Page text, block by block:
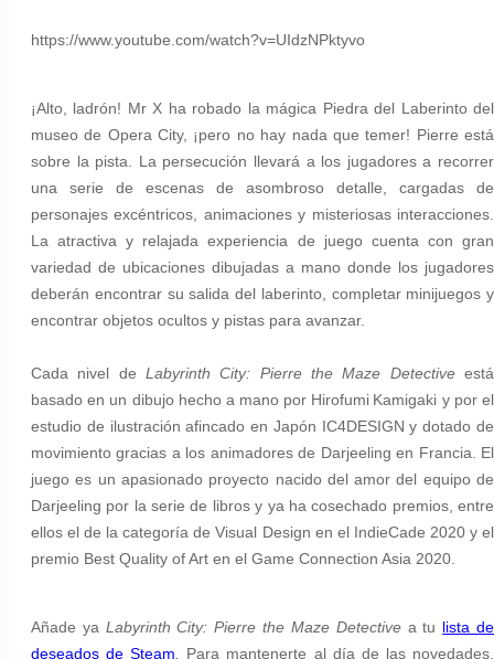
https://www.youtube.com/watch?v=UIdzNPktyvo
¡Alto, ladrón! Mr X ha robado la mágica Piedra del Laberinto del
museo de Opera City, ¡pero no hay nada que temer! Pierre está
sobre la pista. La persecución llevará a los jugadores a recorrer
una serie de escenas de asombroso detalle, cargadas de
personajes excéntricos, animaciones y misteriosas interacciones.
La atractiva y relajada experiencia de juego cuenta con gran
variedad de ubicaciones dibujadas a mano donde los jugadores
deberán encontrar su salida del laberinto, completar minijuegos y
encontrar objetos ocultos y pistas para avanzar.
Cada nivel de Labyrinth City: Pierre the Maze Detective está
basado en un dibujo hecho a mano por Hirofumi Kamigaki y por el
estudio de ilustración afincado en Japón IC4DESIGN y dotado de
movimiento gracias a los animadores de Darjeeling en Francia. El
juego es un apasionado proyecto nacido del amor del equipo de
Darjeeling por la serie de libros y ya ha cosechado premios, entre
ellos el de la categoría de Visual Design en el IndieCade 2020 y el
premio Best Quality of Art en el Game Connection Asia 2020
Añade ya Labyrinth City: Pierre the Maze Detective a tu lista de
deseados de Steam
Para mantenerte al día de las novedades,